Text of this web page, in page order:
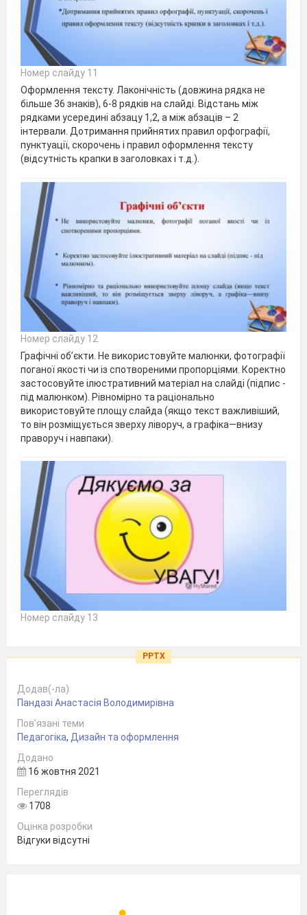
Номер слайду 11
Оформлення тексту. Лаконічність (довжина рядка не
більше 36 знаків), 6-8 рядків на слайді. Відстань між
рядками усередині абзацу 1,2, а між абзаців – 2
інтервали. Дотримання прийнятих правил орфографії,
пунктуації, скорочень і правил оформлення тексту
(відсутність крапки в заголовках і т.д.).
Номер слайду 12
Графічні об’єкти. Не використовуйте малюнки, фотографії
поганої якості чи із спотвореними пропорціями. Коректно
застосовуйте ілюстративний матеріал на слайді (підпис -
під малюнком). Рівномірно та раціонально
використовуйте площу слайда (якщо текст важливіший,
то він розміщується зверху ліворуч, а графіка—внизу
праворуч і навпаки).
Номер слайду 13
PPTX
Додав(-ла)
Пандазі Анастасія Володимирівна
Пов’язані теми
Педагогіка, Дизайн та оформлення
Додано
16 жовтня 2021
Переглядів
1708
Оцінка розробки
Відгуки відсутні